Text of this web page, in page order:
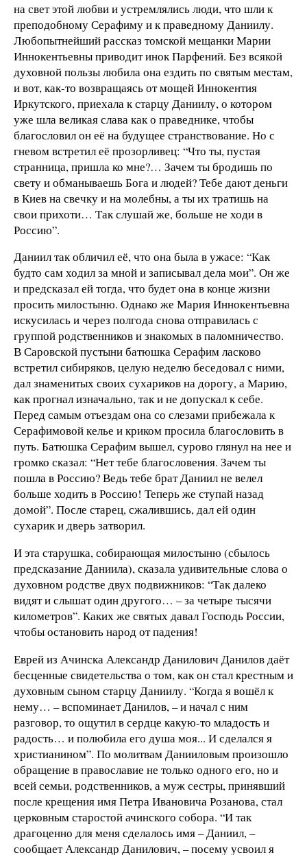
на свет этой любви и устремлялись люди, что шли к
преподобному Серафиму и к праведному Даниилу.
Любопытнейший рассказ томской мещанки Марии
Иннокентьевны приводит инок Парфений. Без всякой
духовной пользы любила она ездить по святым местам,
и вот, как-то возвращаясь от мощей Иннокентия
Иркутского, приехала к старцу Даниилу, о котором
уже шла великая слава как о праведнике, чтобы
благословил он её на будущее странствование. Но с
гневом встретил её прозорливец: “Что ты, пустая
странница, пришла ко мне?… Зачем ты бродишь по
свету и обманываешь Бога и людей? Тебе дают деньги
в Киев на свечку и на молебны, а ты их тратишь на
свои прихоти… Так слушай же, больше не ходи в
Россию”.
Даниил так обличил её, что она была в ужасе: “Как
будто сам ходил за мной и записывал дела мои”. Он же
и предсказал ей тогда, что будет она в конце жизни
просить милостыню. Однако же Мария Иннокентьевна
искусилась и через полгода снова отправилась с
группой родственников и знакомых в паломничество.
В Саровской пустыни батюшка Серафим ласково
встретил сибиряков, целую неделю беседовал с ними,
дал знаменитых своих сухариков на дорогу, а Марию,
как прогнал изначально, так и не допускал к себе.
Перед самым отъездам она со слезами прибежала к
Серафимовой келье и криком просила благословить в
путь. Батюшка Серафим вышел, сурово глянул на нее и
громко сказал: “Нет тебе благословения. Зачем ты
пошла в Россию? Ведь тебе брат Даниил не велел
больше ходить в Россию! Теперь же ступай назад
домой”. После старец, сжалившись, дал ей один
сухарик и дверь затворил.
И эта старушка, собирающая милостыню (сбылось
предсказание Даниила), сказала удивительные слова о
духовном родстве двух подвижников: “Так далеко
видят и слышат один другого… – за четыре тысячи
километров”. Каких же святых давал Господь России,
чтобы остановить народ от падения!
Еврей из Ачинска Александр Данилович Данилов даёт
бесценные свидетельства о том, как он стал крестным и
духовным сыном старцу Даниилу. “Когда я вошёл к
нему… – вспоминает Данилов, – и начал с ним
разговор, то ощутил в сердце какую-то младость и
радость… и полюбила его душа моя... И сделался я
христианином”. По молитвам Данииловым произошло
обращение в православие не только одного его, но и
всей семьи, родственников, а муж сестры, принявший
после крещения имя Петра Ивановича Розанова, стал
церковным старостой ачинского собора. “И так
драгоценно для меня сделалось имя – Даниил, –
сообщает Александр Данилович, – посему усвоил я